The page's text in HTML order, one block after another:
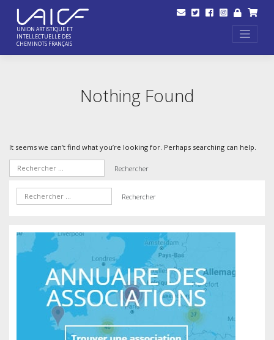
content
UNION ARTISTIQUE ET
INTELLECTUELLE DES
CHEMINOTS FRANÇAIS
Nothing Found
It seems we can’t find what you’re looking for. Perhaps searching can help.